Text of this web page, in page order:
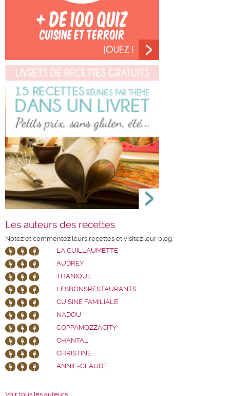
Les auteurs des recettes
Notez et commentez leurs recettes et visitez leur blog.
LA GUILLAUMETTE
AUDREY
TITANIQUE
LESBONSRESTAURANTS
CUISINE FAMILIALE
NADOU
COPPAMOZZACITY
CHANTAL
CHRISTINE
ANNIE-CLAUDE
Voir tous les auteurs ...